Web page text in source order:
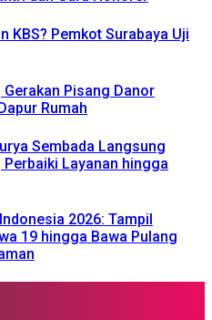
KBS? Pemkot Surabaya Uji
Pisang Danor
Rumah
Sembada Langsung
Layanan hingga
2026: Tampil
19 hingga Bawa Pulang